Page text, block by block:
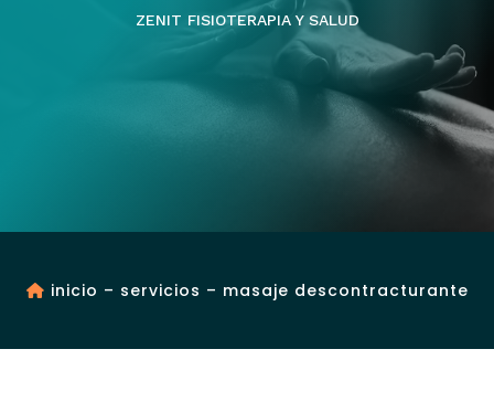
ZENIT FISIOTERAPIA Y SALUD
inicio – servicios – masaje descontracturante